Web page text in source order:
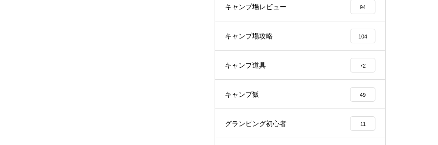
キャンプ場レビュー 94
キャンプ場攻略 104
キャンプ道具 72
キャンプ飯 49
グランピング初心者 11